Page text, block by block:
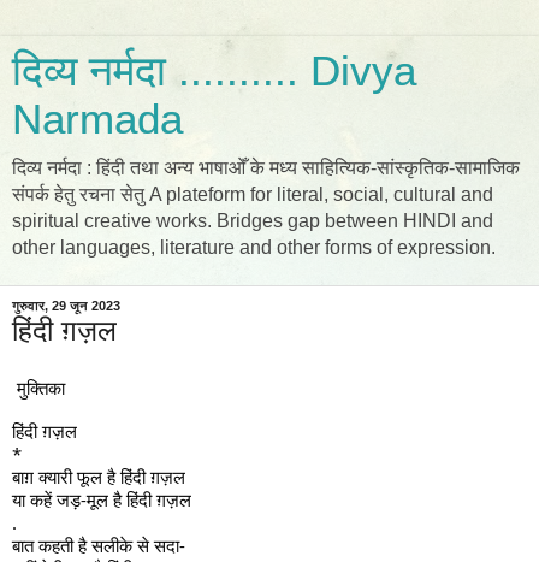
दिव्य नर्मदा .......... Divya
Narmada
दिव्य नर्मदा : हिंदी तथा अन्य भाषाओँ के मध्य साहित्यिक-सांस्कृतिक-सामाजिक
संपर्क हेतु रचना सेतु A plateform for literal, social, cultural and
spiritual creative works. Bridges gap between HINDI and
other languages, literature and other forms of expression.
गुरुवार, 29 जून 2023
हिंदी ग़ज़ल
मुक्तिका
हिंदी ग़ज़ल
*
बाग़ क्यारी फूल है हिंदी ग़ज़ल
या कहें जड़-मूल है हिंदी ग़ज़ल
.
बातकहती है सलीके से सदा-